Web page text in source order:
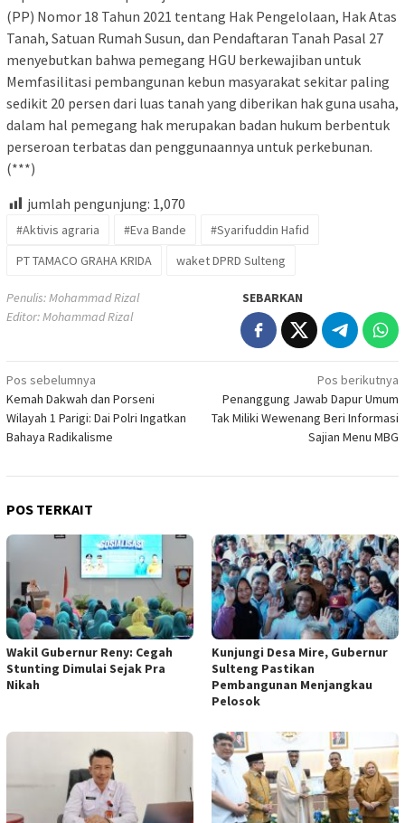
(PP) Nomor 18 Tahun 2021 tentang Hak Pengelolaan, Hak Atas
Tanah, Satuan Rumah Susun, dan Pendaftaran Tanah Pasal 27
menyebutkan bahwa pemegang HGU berkewajiban untuk
Memfasilitasi pembangunan kebun masyarakat sekitar paling
sedikit 20 persen dari luas tanah yang diberikan hak guna usaha,
dalam hal pemegang hak merupakan badan hukum berbentuk
perseroan terbatas dan penggunaannya untuk perkebunan.
(***)
jumlah pengunjung: 1,070
#Aktivis agraria #Eva Bande
#Syarifuddin Hafid
PT TAMACO GRAHA KRIDA
waket DPRD Sulteng
Penulis: Mohammad Rizal
Editor: Mohammad Rizal
SEBARKAN
Navigasi
pos
Pos sebelumnya
Kemah Dakwah dan Porseni
Wilayah 1 Parigi: Dai Polri Ingatkan
Bahaya Radikalisme
Pos berikutnya
Penanggung Jawab Dapur Umum
Tak Miliki Wewenang Beri Informasi
Sajian Menu MBG
POS TERKAIT
Wakil Gubernur Reny: Cegah
Stunting Dimulai Sejak Pra
Nikah
Kunjungi Desa Mire, Gubernur
Sulteng Pastikan
Pembangunan Menjangkau
Pelosok